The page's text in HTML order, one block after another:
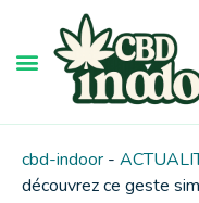
cbd-indoor -
découvrez ce geste